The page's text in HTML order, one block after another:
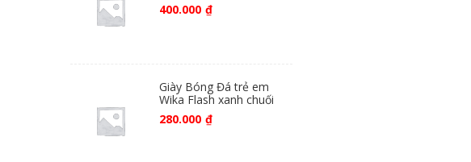
400.000 ₫
Giày Bóng Đá trẻ em
Wika Flash xanh chuối
280.000 ₫